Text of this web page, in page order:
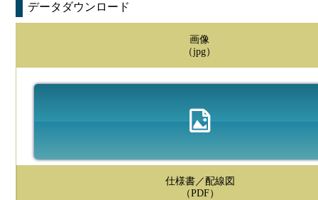
データダウンロード
画像
（jpg）
仕様書／配線図
（PDF）